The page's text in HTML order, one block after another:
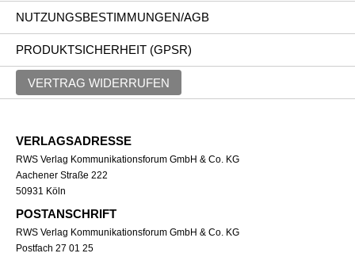
NUTZUNGSBESTIMMUNGEN/AGB
PRODUKTSICHERHEIT (GPSR)
VERTRAG WIDERRUFEN
VERLAGSADRESSE
RWS Verlag Kommunikationsforum GmbH & Co. KG
Aachener Straße 222
50931 Köln
POSTANSCHRIFT
RWS Verlag Kommunikationsforum GmbH & Co. KG
Postfach 27 01 25